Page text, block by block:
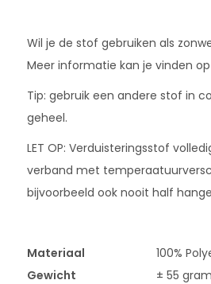
Wil je de stof gebruiken als
Meer informatie kan je vinden
Tip: gebruik een andere stof in
geheel.
LET OP: Verduisteringsstof
verband met
bijvoorbeeld ook nooit half
Materiaal
100%
Gewicht
± 55